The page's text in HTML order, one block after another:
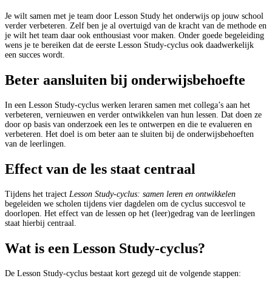
Je wilt samen met je team door Lesson Study het onderwijs op jouw school
verder verbeteren. Zelf ben je al overtuigd van de kracht van de methode en
je wilt het team daar ook enthousiast voor maken. Onder goede begeleiding
wens je te bereiken dat de eerste Lesson Study-cyclus ook daadwerkelijk
een succes wordt.
Beter aansluiten bij onderwijsbehoefte
In een Lesson Study-cyclus werken leraren samen met collega’s aan het
verbeteren, vernieuwen en verder ontwikkelen van hun lessen. Dat doen ze
door op basis van onderzoek een les te ontwerpen en die te evalueren en
verbeteren. Het doel is om beter aan te sluiten bij de onderwijsbehoeften
van de leerlingen.
Effect van de les staat centraal
Tijdens het traject Lesson Study-cyclus: samen leren en ontwikkelen
begeleiden we scholen tijdens vier dagdelen om de cyclus succesvol te
doorlopen. Het effect van de lessen op het (leer)gedrag van de leerlingen
staat hierbij centraal.
Wat is een Lesson Study-cyclus?
De Lesson Study-cyclus bestaat kort gezegd uit de volgende stappen: